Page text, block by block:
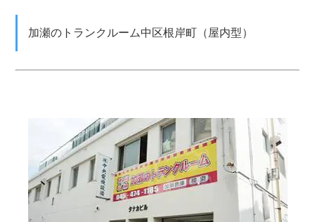
加瀬のトランクルーム中区根岸町（屋内型）